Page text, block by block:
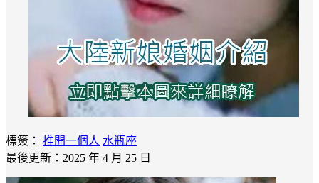
標簽： 推開一個人 水瓶座
最後更新：2025 年 4 月 25 日